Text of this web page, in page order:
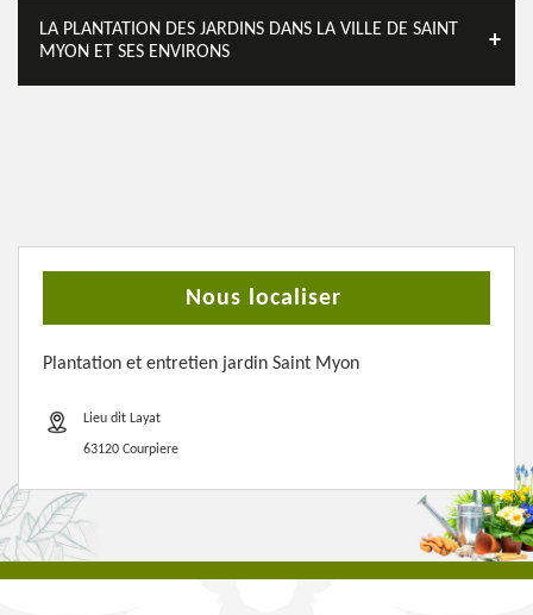
LA PLANTATION DES JARDINS DANS LA VILLE DE SAINT
MYON ET SES ENVIRONS
Nous localiser
Plantation et entretien jardin Saint Myon
Lieu dit Layat
63120 Courpiere